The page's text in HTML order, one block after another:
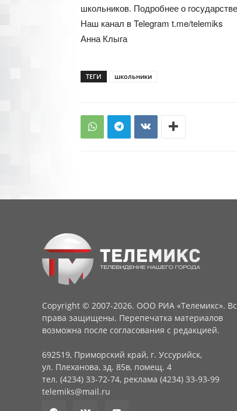
школьников. Подробнее о
Наш канал в Telegram t.me/telemiks
Анна Клыга
ТЕГИ школьники
Copyright © 2007-2026. ООО РИА «Телемикс».
права защищены. Перепечатка материалов
возможна после согласования с редакцией.
692519, Приморский край, г. Уссурийск,
ул. Плеханова, зд. 85в, помещ. 4
тел. (4234) 33-72-74, реклама (4234) 33-93-99
telemiks@mail.ru